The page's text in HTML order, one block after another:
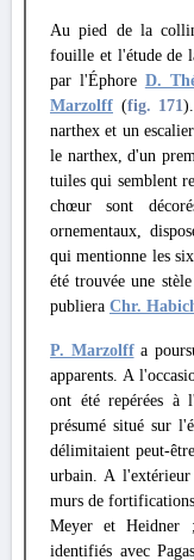
Au pied de la
fouille et l'étude de
par l'Éphore D.
Marzolff (fig. 171
narthex et un
le narthex, d'un
tuiles qui semblent
chœur sont
ornementaux,
qui mentionne les
été trouvée une
publiera Chr.
P. Marzolffa
apparents. A
ont été repérées à
présumé situé sur
délimitaient peut-
urbain. A l'extérieur
murs de
Meyer et Heidner
identifiés avec